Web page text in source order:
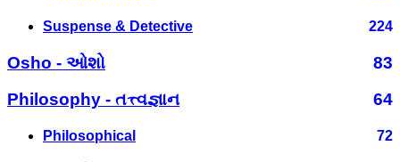
Suspense & Detective 224
Osho - ઓશો
83
Philosophy - તત્ત્વજ્ઞાન
64
Philosophical 72